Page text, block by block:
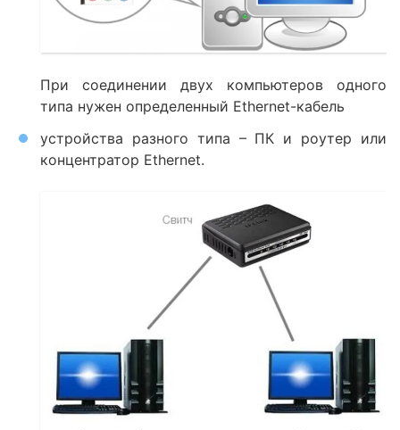
При соединении двух компьютеров одного
типа нужен определенный Ethernet-кабель
устройства разного типа – ПК и роутер или
концентратор Ethernet.